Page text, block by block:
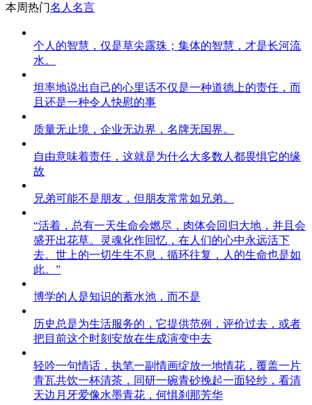
本周热门名人名言
个人的智慧，仅是草尖露珠；集体的智慧，才是长河流
水。
坦率地说出自己的心里话不仅是一种道德上的责任，而
且还是一种令人快慰的事
质量无止境，企业无边界，名牌无国界。
自由意味着责任，这就是为什么大多数人都畏惧它的缘
故
兄弟可能不是朋友，但朋友常常如兄弟。
“活着，总有一天生命会燃尽，肉体会回归大地，并且会
盛开出花草。灵魂化作回忆，在人们的心中永远活下
去。世上的一切生生不息，循环往复，人的生命也是如
此。”
博学的人是知识的蓄水池，而不是
历史总是为生活服务的，它提供范例，评价过去，或者
把目前这个时刻安放在生成演变中去
轻吟一句情话，执笔一副情画绽放一地情花，覆盖一片
青瓦共饮一杯清茶，同研一碗青砂挽起一面轻纱，看清
天边月牙爱像水墨青花，何惧刹那芳华